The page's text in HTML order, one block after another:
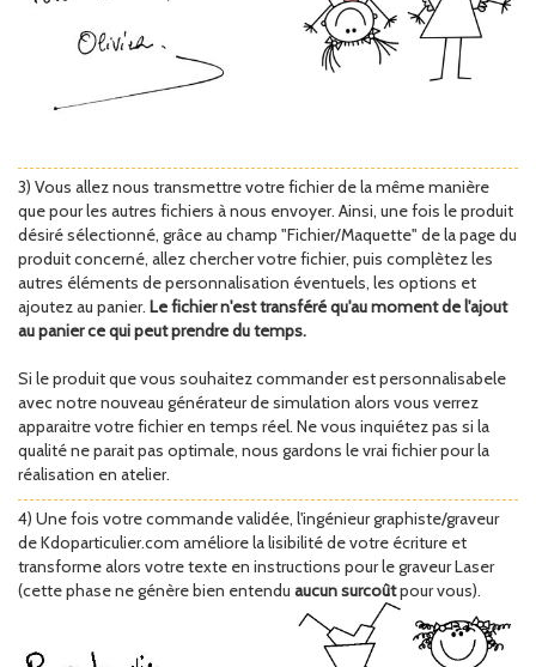
3) Vous allez nous transmettre votre fichier de la même manière
que pour les autres fichiers à nous envoyer. Ainsi, une fois le produit
désiré sélectionné, grâce au champ "Fichier/Maquette" de la page du
produit concerné, allez chercher votre fichier, puis complètez les
autres éléments de personnalisation éventuels, les options et
ajoutez au panier. Le fichier n'est transféré qu'au moment de l'ajout
au panier ce qui peut prendre du temps.
Si le produit que vous souhaitez commander est personnalisabele
avec notre nouveau générateur de simulation alors vous verrez
apparaitre votre fichier en temps réel. Ne vous inquiétez pas si la
qualité ne parait pas optimale, nous gardons le vrai fichier pour la
réalisation en atelier.
4) Une fois votre commande validée, l'ingénieur graphiste/graveur
de Kdoparticulier.com améliore la lisibilité de votre écriture et
transforme alors votre texte en instructions pour le graveur Laser
(cette phase ne génère bien entendu aucun surcoûtpour vous).